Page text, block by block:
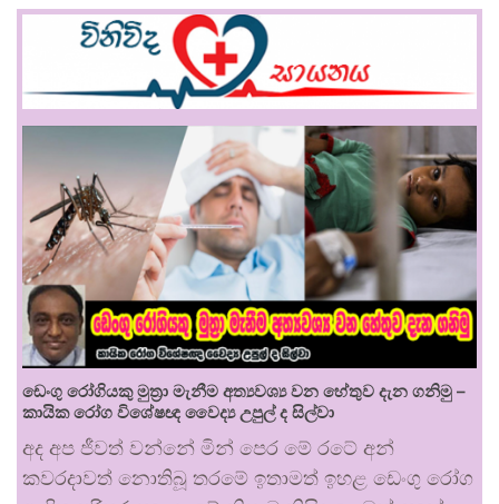
ඩෙංගු රෝගියකු ⁣මුත්‍රා මැනීම අත්‍යවශ්‍ය වන හේතුව දැන ගනිමු –
කායික රෝග විශේෂඥ වෛද්‍ය උපුල් ද සිල්වා
අද අප ජීවත් වන්නේ මින් පෙර මේ රටේ අන්
කවරදාවත් නොතිබූ තරමේ ඉතාමත් ඉහළ ඩෙංගු රෝග